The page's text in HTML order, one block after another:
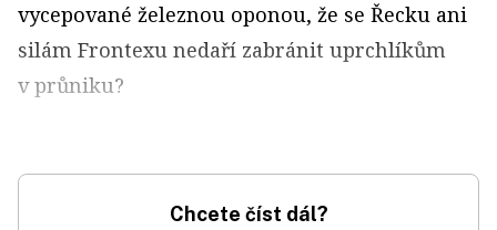
vycepované železnou oponou, že se Řecku ani
silám Frontexu nedaří zabránit uprchlíkům
v průniku?
Chcete číst dál?